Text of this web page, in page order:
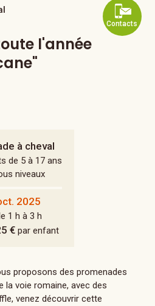
Contacts
l'année
à cheval
de 5 à 17 ans
niveaux
2025
1 h à 3 h
€ par enfant
proposons des promenades
la voie romaine, avec des
venez découvrir cette